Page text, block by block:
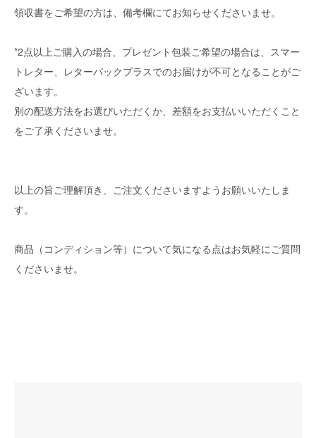
領収書をご希望の方は、備考欄にてお知らせくださいませ。
*2点以上ご購入の場合、プレゼント包装ご希望の場合は、スマー
トレター、レターパックプラスでのお届けが不可となることがご
ざいます。
別の配送方法をお選びいただくか、差額をお支払いいただくこと
をご了承くださいませ。
以上の旨ご理解頂き、ご注文くださいますようお願いいたしま
す。
商品（コンディション等）について気になる点はお気軽にご質問
くださいませ。